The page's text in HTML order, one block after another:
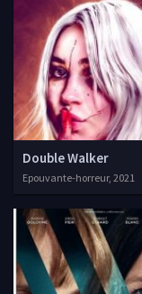
Double Walker
Epouvante-horreur, 2021